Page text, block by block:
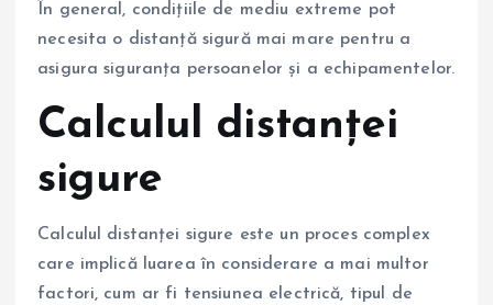
În general, condițiile de mediu extreme pot
necesita o distanță sigură mai mare pentru a
asigura siguranța persoanelor și a echipamentelor.
Calculul distanței
sigure
Calculul distanței sigure este un proces complex
care implică luarea în considerare a mai multor
factori, cum ar fi tensiunea electrică, tipul de